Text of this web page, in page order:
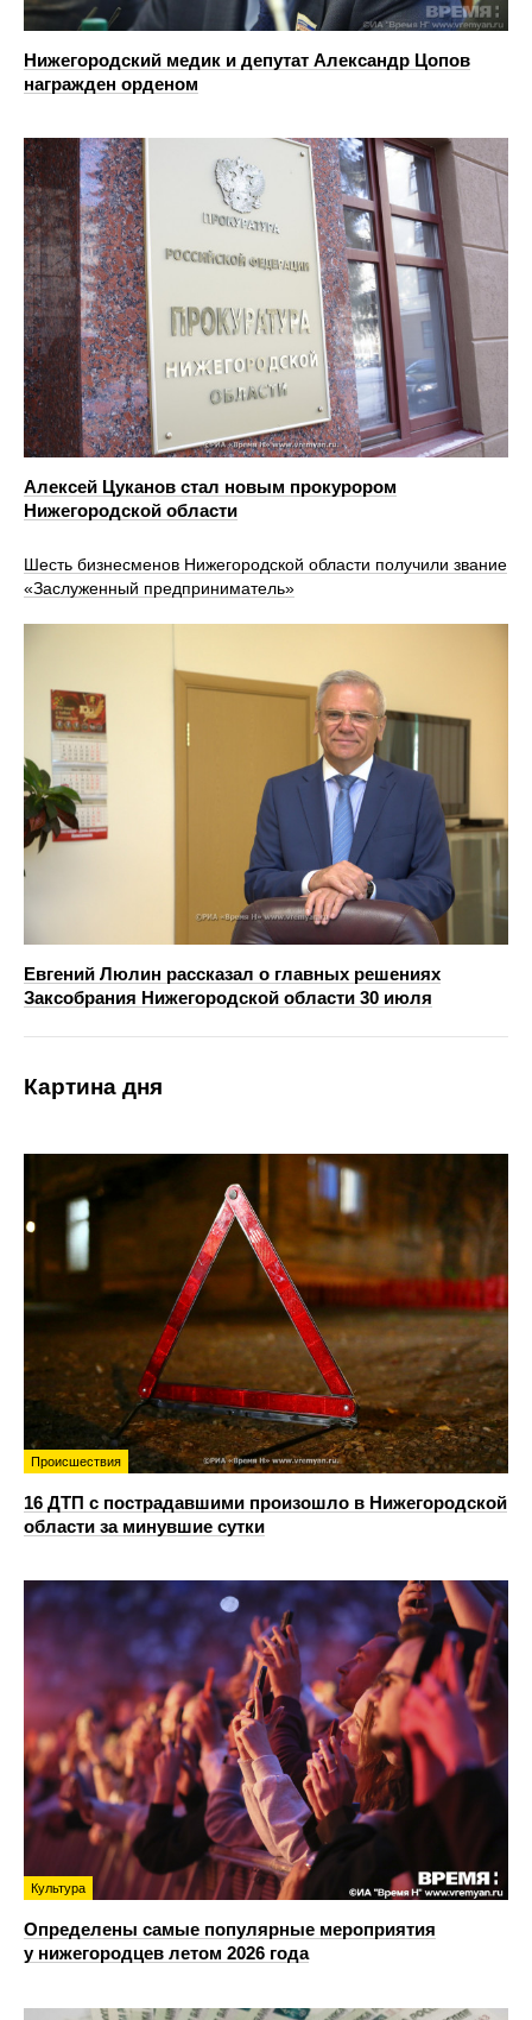
Нижегородский медик и депутат Александр Цопов
награжден орденом
Алексей Цуканов стал новым прокурором
Нижегородской области
Шесть бизнесменов Нижегородской области получили звание
«Заслуженный предприниматель»
Евгений Люлин рассказал о главных решениях
Заксобрания Нижегородской области 30 июля
Картина дня
Происшествия
16 ДТП с пострадавшими произошло в Нижегородской
области за минувшие сутки
Культура
Определены самые популярные мероприятия
у нижегородцев летом 2026 года